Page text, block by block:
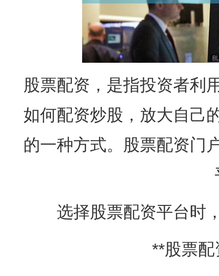
股票配资，是指投资者利
如何配资炒股，放大自己
的一种方式。股票配资门
选择股票配资平台时
**股票